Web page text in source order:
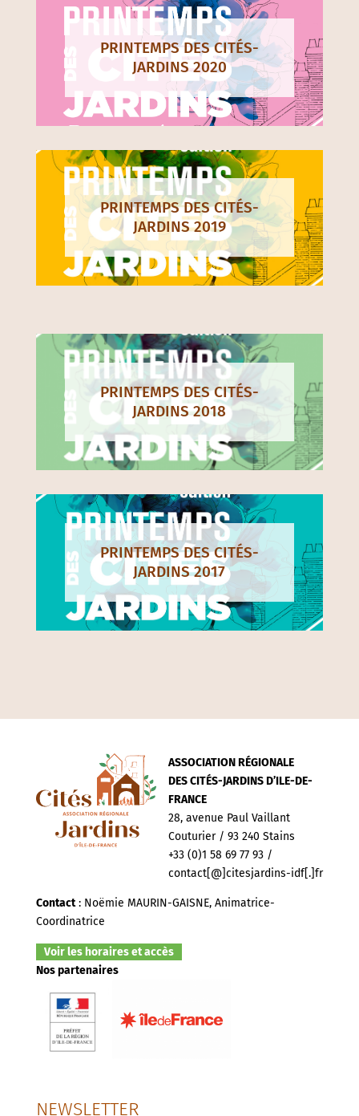
PRINTEMPS DES CITÉS-
JARDINS 2020
PRINTEMPS DES CITÉS-
JARDINS 2019
PRINTEMPS DES CITÉS-
JARDINS 2018
PRINTEMPS DES CITÉS-
JARDINS 2017
ASSOCIATION RÉGIONALE
DES CITÉS-JARDINS D’ILE-DE-
FRANCE
28, avenue Paul Vaillant
Couturier / 93 240 Stains
+33 (0)1 58 69 77 93 /
contact[@]citesjardins-idf[.]fr
Contact: Noëmie MAURIN-GAISNE, Animatrice-
Coordinatrice
Voir les horaires et accès
Nos partenaires
NEWSLETTER